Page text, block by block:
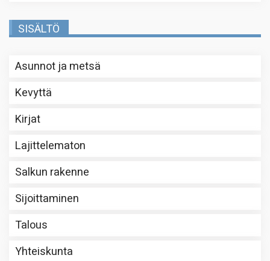
SISÄLTÖ
Asunnot ja metsä
Kevyttä
Kirjat
Lajittelematon
Salkun rakenne
Sijoittaminen
Talous
Yhteiskunta